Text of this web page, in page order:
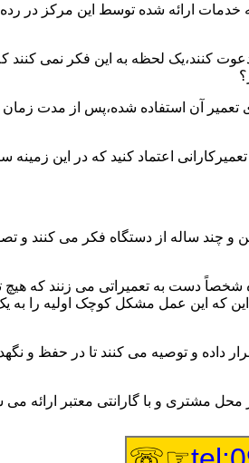
خدمات ارائه شده توسط این مرکز در
کنند،یک لحظه به این فکر نمی کنند
آن استفاده شده،پس از مدت
اعتماد کنید که در این
چند ساله از دستگاه فکر می کنند و
دست به تعمیراتی می زنند که هیچ
این که این عمل مشکل کوچک اولیه را
داده و توصیه می کنند تا در حفظ
محل مشتری و با گارانتی معتبر ارائه می